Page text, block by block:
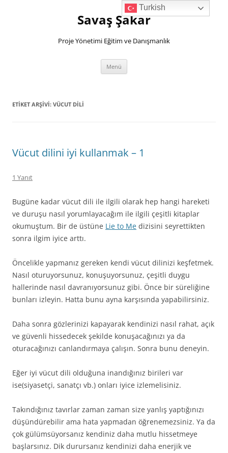
Savaş Şakar
Proje Yönetimi Eğitim ve Danışmanlık
Menü
ETIKET ARŞIVI: VÜCUT DILI
Vücut dilini iyi kullanmak – 1
1 Yanıt
Bugüne kadar vücut dili ile ilgili olarak hep hangi hareketi
ve duruşu nasıl yorumlayacağım ile ilgili çeşitli kitaplar
okumuştum. Bir de üstüne Lie to Me dizisini seyrettikten
sonra ilgim iyice arttı.
Öncelikle yapmanız gereken kendi vücut dilinizi keşfetmek.
Nasıl oturuyorsunuz, konuşuyorsunuz, çeşitli duygu
hallerinde nasıl davranıyorsunuz gibi. Önce bir süreliğine
bunları izleyin. Hatta bunu ayna karşısında yapabilirsiniz.
Daha sonra gözlerinizi kapayarak kendinizi nasıl rahat, açık
ve güvenli hissedecek şekilde konuşacağınızı ya da
oturacağınızı canlandırmaya çalışın. Sonra bunu deneyin.
Eğer iyi vücut dili olduğuna inandığınız birileri var
ise(siyasetçi, sanatçı vb.) onları iyice izlemelisiniz.
Takındığınız tavırlar zaman zaman size yanlış yaptığınızı
düşündürebilir ama hata yapmadan öğrenemezsiniz. Ya da
çok gülümsüyorsanız kendiniz daha mutlu hissetmeye
başlarsınız. Dik durursanız kendinizi daha enerjik ve
Turkish